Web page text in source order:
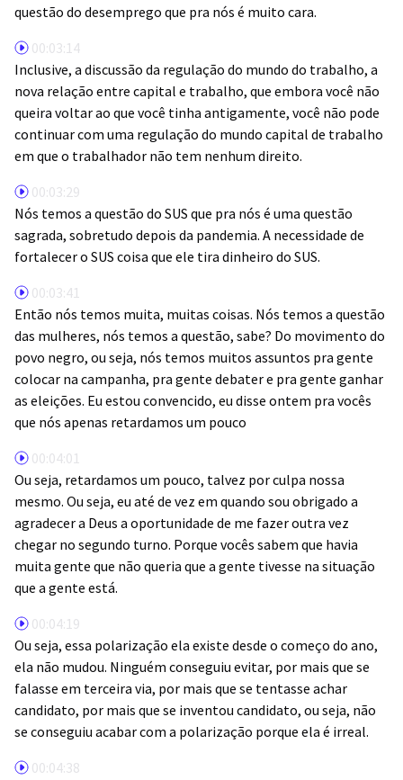
questão do desemprego que pra nós é muito cara.
00:03:14
Inclusive, a discussão da regulação do mundo do trabalho, a
nova relação entre capital e trabalho, que embora você não
queira voltar ao que você tinha antigamente, você não pode
continuar com uma regulação do mundo capital de trabalho
em que o trabalhador não tem nenhum direito.
00:03:29
Nós temos a questão do SUS que pra nós é uma questão
sagrada, sobretudo depois da pandemia. A necessidade de
fortalecer o SUS coisa que ele tira dinheiro do SUS.
00:03:41
Então nós temos muita, muitas coisas. Nós temos a questão
das mulheres, nós temos a questão, sabe? Do movimento do
povo negro, ou seja, nós temos muitos assuntos pra gente
colocar na campanha, pra gente debater e pra gente ganhar
as eleições. Eu estou convencido, eu disse ontem pra vocês
que nós apenas retardamos um pouco
00:04:01
Ou seja, retardamos um pouco, talvez por culpa nossa
mesmo. Ou seja, eu até de vez em quando sou obrigado a
agradecer a Deus a oportunidade de me fazer outra vez
chegar no segundo turno. Porque vocês sabem que havia
muita gente que não queria que a gente tivesse na situação
que a gente está.
00:04:19
Ou seja, essa polarização ela existe desde o começo do ano,
ela não mudou. Ninguém conseguiu evitar, por mais que se
falasse em terceira via, por mais que se tentasse achar
candidato, por mais que se inventou candidato, ou seja, não
se conseguiu acabar com a polarização porque ela é irreal.
00:04:38